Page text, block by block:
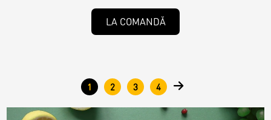
LA COMANDĂ
1 2 3 4